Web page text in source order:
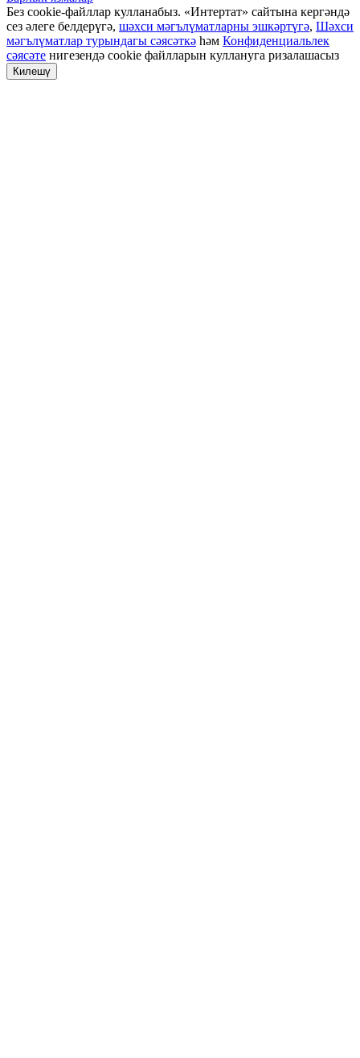
Без cookie-файллар кулланабыз. «Интертат» сайтына кергәндә
сез әлеге белдерүгә, шәхси мәгълүматларны эшкәртүгә, Шәхси
мәгълүматлар турындагы сәясәткә һәм Конфиденциальлек
сәясәте нигезендә cookie файлларын куллануга ризалашасыз
Килешү